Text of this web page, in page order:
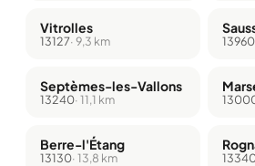
Vitrolles
13127· 9,3 km 13960
Septèmes-les-Vallons
13240· 11,1 km
Berre-l'Étang
13130· 13,8 km